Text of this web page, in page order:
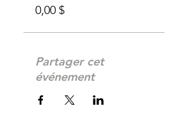
0,00 $
Partager cet
événement